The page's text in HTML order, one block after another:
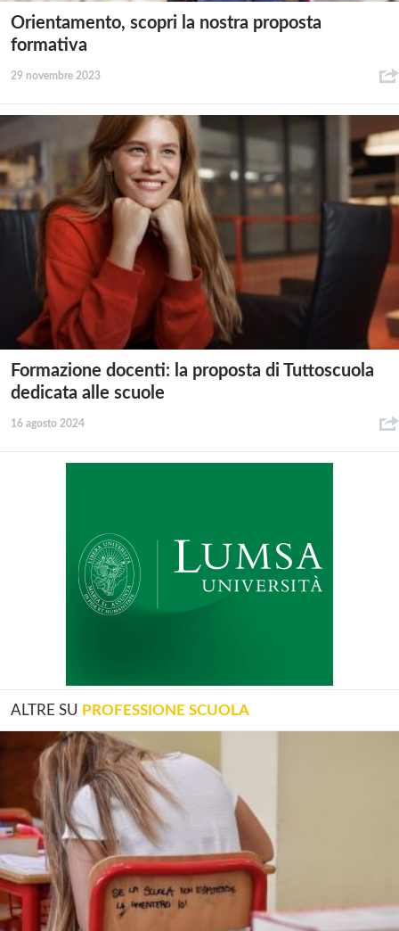
Orientamento, scopri la nostra proposta
formativa
29 novembre 2023
Formazione docenti: la proposta di Tuttoscuola
dedicata alle scuole
16 agosto 2024
ALTRE SU PROFESSIONE SCUOLA